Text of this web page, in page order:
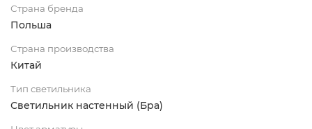
Страна бренда
Польша
Страна производства
Китай
Тип светильника
Светильник настенный (Бра)